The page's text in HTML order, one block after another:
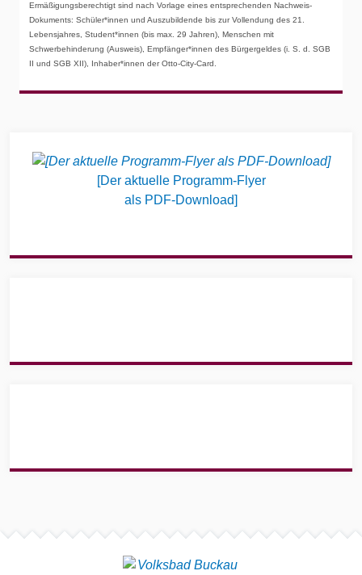
Ermäßigungsberechtigt sind nach Vorlage eines entsprechenden Nachweis-
Dokuments: Schüler*innen und Auszubildende bis zur Vollendung des 21.
Lebensjahres, Student*innen (bis max. 29 Jahren), Menschen mit
Schwerbehinderung (Ausweis), Empfänger*innen des Bürgergeldes (i. S. d. SGB
II und SGB XII), Inhaber*innen der Otto-City-Card.
[Der aktuelle Programm-Flyer
als PDF-Download]